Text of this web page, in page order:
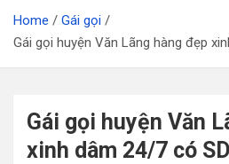
Home
Gái gọi
Gái gọi huyện Văn Lãng hàng đẹp
Gái gọi huyện Văn
xinh dâm 24/7 có